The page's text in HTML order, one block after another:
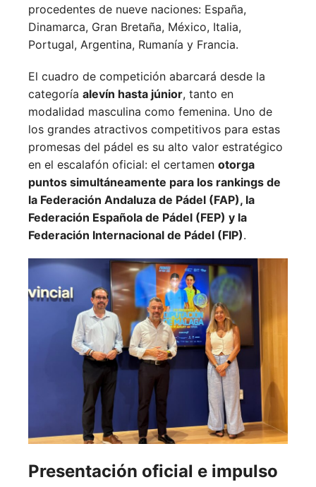
procedentes de nueve naciones: España,
Dinamarca, Gran Bretaña, México, Italia,
Portugal, Argentina, Rumanía y Francia.
El cuadro de competición abarcará desde la
categoría alevín hasta júnior, tanto en
modalidad masculina como femenina. Uno de
los grandes atractivos competitivos para estas
promesas del pádel es su alto valor estratégico
en el escalafón oficial: el certamen otorga
puntos simultáneamente para los rankings de
la Federación Andaluza de Pádel (FAP), la
Federación Española de Pádel (FEP) y la
Federación Internacional de Pádel (FIP).
Presentación oficial e impulso